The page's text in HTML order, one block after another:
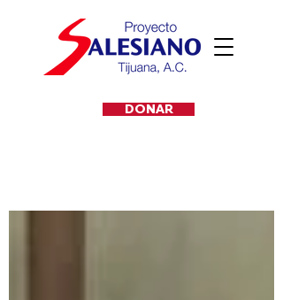
DONAR